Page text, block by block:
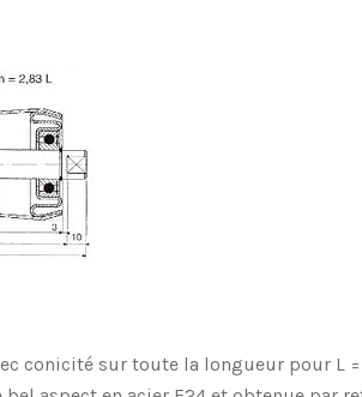
conicité sur toute la longueur pour L